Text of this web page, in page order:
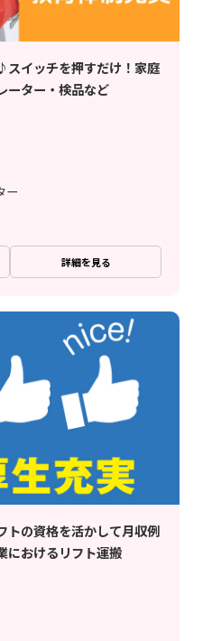
スイッチを押すだけ！家庭
ーター・検品など
ー
詳細を見る
トの資格を活かして月収例
おけるリフト運搬